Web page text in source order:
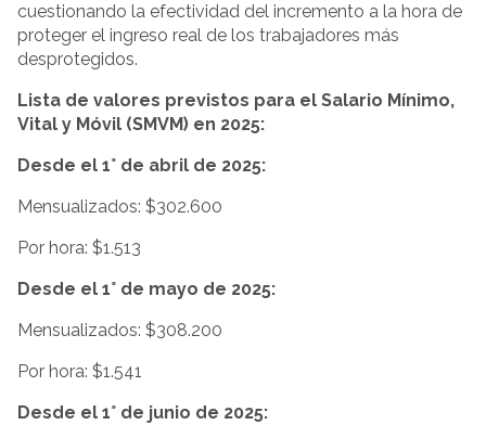
cuestionando la efectividad del incremento a la hora de
proteger el ingreso real de los trabajadores más
desprotegidos.
Lista de valores previstos para el Salario Mínimo,
Vital y Móvil (SMVM) en 2025:
Desde el 1° de abril de 2025:
Mensualizados: $302.600
Por hora: $1.513
Desde el 1° de mayo de 2025:
Mensualizados: $308.200
Por hora: $1.541
Desde el 1° de junio de 2025: